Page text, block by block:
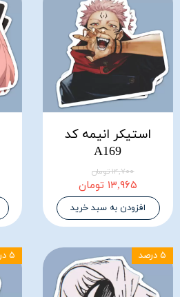
استیکر انیمه کد
A169
۱۴,۷۰۰ تومان
۱۳,۹۶۵ تومان
افزودن به سبد خرید
۵ درصد ۵ درصد